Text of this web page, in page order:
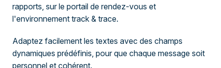
rapports, sur le portail de rendez-vous et
l'environnement track & trace.
Adaptez facilement les textes avec des champs
dynamiques prédéfinis, pour que chaque message soit
personnel et cohérent.